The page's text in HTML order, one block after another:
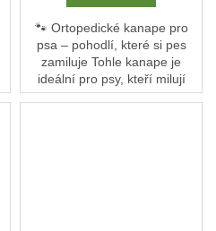
🐾 Ortopedické kanape pro
psa – pohodlí, které si pes
zamiluje Tohle kanape je
ideální pro psy, kteří milují
pohodlí a oporu. Není to jen